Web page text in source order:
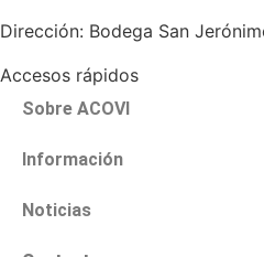
Dirección: Bodega San
Accesos rápidos
Sobre ACOVI
Información
Noticias